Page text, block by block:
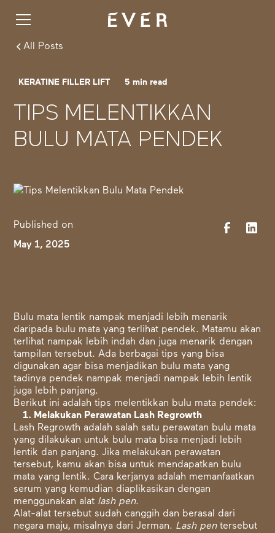
All Posts
KERATINE FILLER LIFT 5 min read
TIPS MELENTIKKAN
BULU MATA PENDEK
Published on
May 1, 2025
Bulu mata lentik nampak menjadi lebih menarik
daripada bulu mata yang terlihat pendek. Matamu akan
terlihat nampak lebih indah dan juga menarik dengan
tampilan tersebut. Ada berbagai tips yang bisa
digunakan agar bisa menjadikan bulu mata yang
tadinya pendek nampak menjadi nampak lebih lentik
juga lebih panjang.
Berikut ini adalah tips melentikkan bulu mata pendek:
1. Melakukan Perawatan Lash Regrowth
Lash Regrowth adalah salah satu perawatan bulu mata
yang dilakukan untuk bulu mata bisa menjadi lebih
lentik dan panjang. Jika melakukan perawatan
tersebut, kamu akan bisa untuk mendapatkan bulu
mata yang lentik. Cara kerjanya adalah memanfaatkan
serum yang kemudian diaplikasikan dengan
menggunakan alat lash pen.
Alat-alat tersebut sudah canggih dan berasal dari
negara maju, misalnya dari Jerman. Lash pentersebut